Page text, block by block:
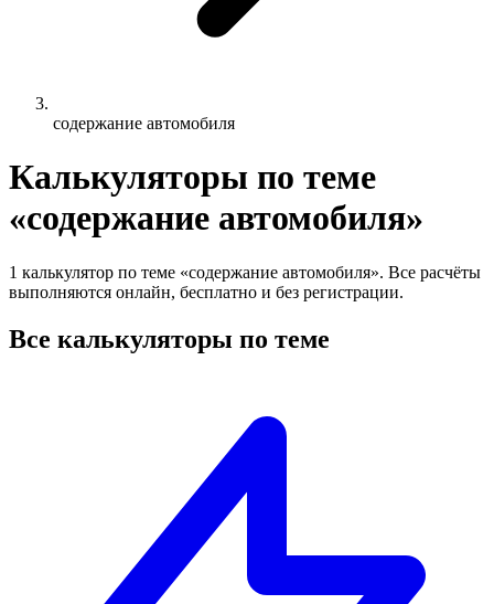
содержание автомобиля
Калькуляторы по теме
«содержание автомобиля»
1 калькулятор по теме «содержание автомобиля». Все расчёты
выполняются онлайн, бесплатно и без регистрации.
Все калькуляторы по теме